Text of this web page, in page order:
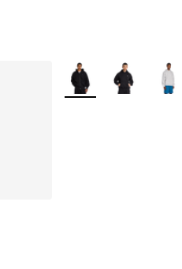
Plus de couleurs